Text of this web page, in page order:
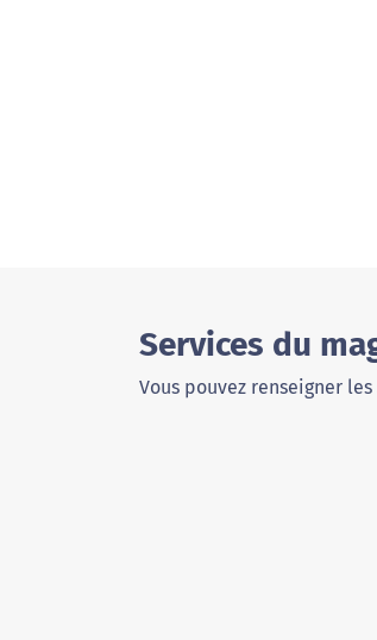
Services du
Vous pouvez renseigner